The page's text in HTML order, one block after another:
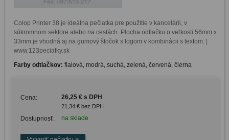
Colop Printer 38 je ideálna pečiatka pre použitie v kancelárii, v
súkromnom sektore alebo na cestách. Plocha odtlačku o veľkosti 56mm x
33mm je vhodná aj na gumový štočok s logom v kombinácii s textom. |
www.123peciatky.sk
Farby odtlačkov: fialová, modrá, suchá, zelená, červená, čierna
Cena: 26,25 € s DPH
21,34 € bez DPH
Dostupnosť: na sklade